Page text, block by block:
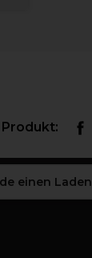
einen Laden